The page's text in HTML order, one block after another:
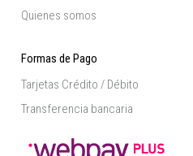
Quienes somos
Formas de Pago
Tarjetas Crédito / Débito
Transferencia bancaria